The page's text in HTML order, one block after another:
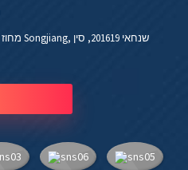
No.3848, Husong Road, מחוז Songjiang, שנחאי 201619, סין